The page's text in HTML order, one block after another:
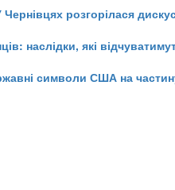
розгорілася
наслідки, які
символи США на